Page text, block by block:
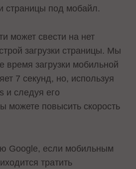
страницы под мобайл.
может свести на нет
загрузки страницы. Мы
время загрузки мобильной
7 секунд, но, используя
и следуя его
можете повысить скорость
Google, если мобильным
тратить